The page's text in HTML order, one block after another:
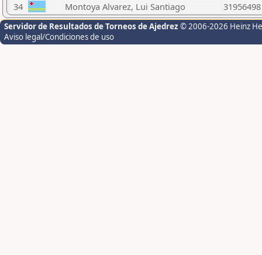
34
Montoya Alvarez, Lui Santiago 31956498
Servidor de Resultados de Torneos de Ajedrez © 2006-2026 Heinz
Aviso legal/Condiciones de uso